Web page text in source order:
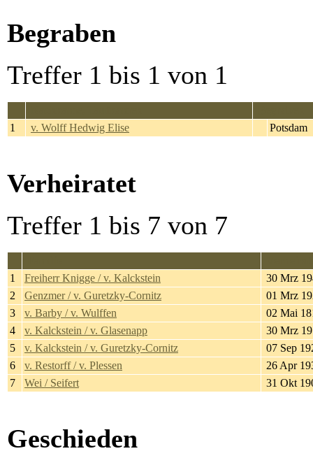
Begraben
Treffer 1 bis 1 von 1
1
v. Wolff Hedwig Elise Potsdam
Verheiratet
Treffer 1 bis 7 von 7
1
Freiherr Knigge / v. Kalckstein
30 Mrz
2
Genzmer / v. Guretzky-Cornitz
01 Mrz
3
v. Barby / v. Wulffen
02 Mai
4
v. Kalckstein / v. Glasenapp
30 Mrz
5
v. Kalckstein / v. Guretzky-Cornitz
07 Sep
6
v. Restorff / v. Plessen
26 Apr
7
Wei / Seifert 31 Okt
Geschieden